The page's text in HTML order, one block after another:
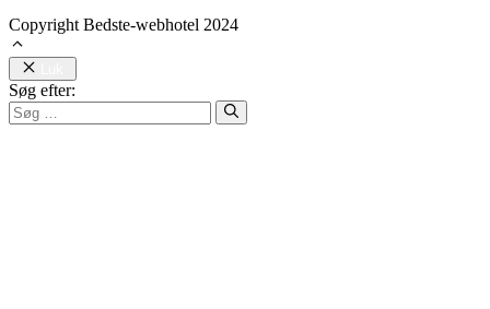
Copyright Bedste-webhotel 2024
Søg efter: